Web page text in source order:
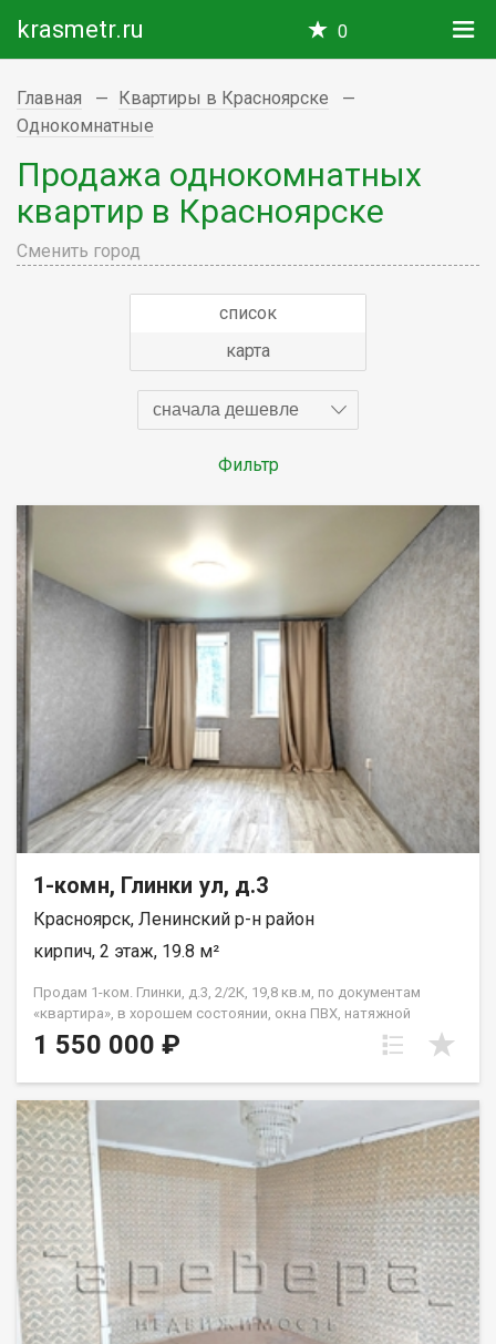
krasmetr.ru 0
Главная
Квартиры в Красноярске
Однокомнатные
Продажа однокомнатных
квартир в Красноярске
Сменить город
список
карта
сначала дешевле
Фильтр
1-комн, Глинки ул, д.3
Красноярск, Ленинский р-н район
кирпич, 2 этаж, 19.8 м²
Продам 1-ком. Глинки, д.3, 2/2К, 19,8 кв.м, по документам
«квартира», в хорошем состоянии, окна ПВХ, натяжной
потолок, на полу линолеум, совмещенный санузел. Квартира
не требует вложений, «заходи и живи». В шаговой
собственник, материнский капитал при покупке не
использовался, чистая продажа, цена 1550 т.р.
1 550 000 ₽